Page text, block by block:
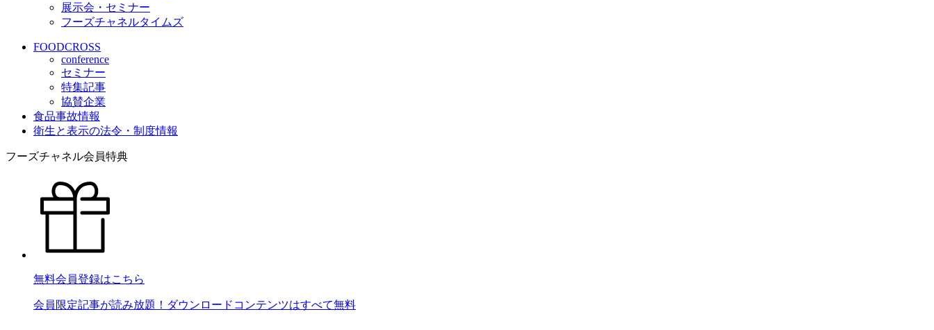
展示会・セミナー
フーズチャネルタイムズ
FOODCROSS
conference
セミナー
特集記事
協賛企業
食品事故情報
衛生と表示の法令・制度情報
フーズチャネル会員特典
無料会員登録はこちら
会員限定記事が読み放題！ダウンロードコンテンツはすべて無料